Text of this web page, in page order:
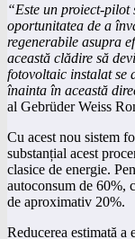
“Este un proiect-
oportunitatea de a
regenerabile asupra
această clădire să
fotovoltaic instalat se
înainta în această
al Gebrüder Weiss
Cu acest nou sistem
substanțial acest
clasice de energie.
autoconsum de 60%,
de aproximativ 20%.
Reducerea estimată